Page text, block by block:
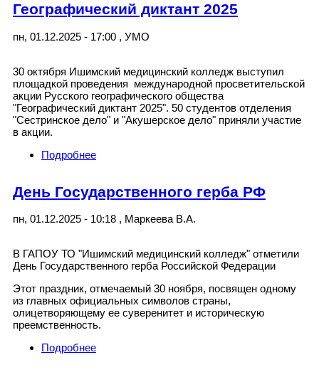
Географический диктант 2025
пн, 01.12.2025 - 17:00 , УМО
30 октября Ишимский медицинский колледж выступил
площадкой проведения международной просветительской
акции Русского географического общества
"Географический диктант 2025". 50 студентов отделения
"Сестринское дело" и "Акушерское дело" приняли участие
в акции.
Подробнее
День Государственного герба РФ
пн, 01.12.2025 - 10:18 , Маркеева В.А.
В ГАПОУ ТО "Ишимский медицинский колледж" отметили
День Государственного герба Российской Федерации
Этот праздник, отмечаемый 30 ноября, посвящен одному
из главных официальных символов страны,
олицетворяющему ее суверенитет и историческую
преемственность.
Подробнее